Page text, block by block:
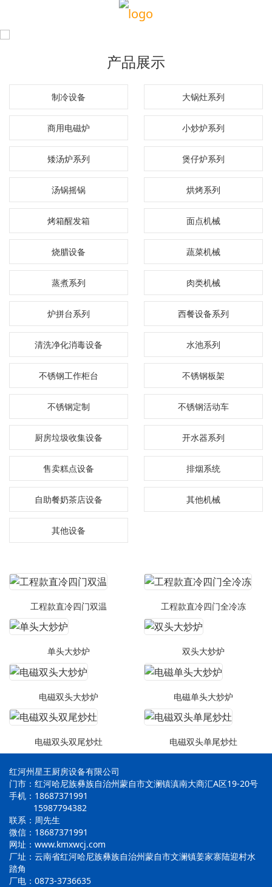
产品展示
制冷设备 大锅灶系列
商用电磁炉 小炒炉系列
矮汤炉系列 煲仔炉系列
汤锅摇锅 烘烤系列
烤箱醒发箱 面点机械
烧腊设备 蔬菜机械
蒸煮系列 肉类机械
炉拼台系列 西餐设备系列
清洗净化消毒设备 水池系列
不锈钢工作柜台 不锈钢板架
不锈钢定制 不锈钢活动车
厨房垃圾收集设备 开水器系列
售卖糕点设备 排烟系统
自助餐奶茶店设备 其他机械
其他设备
工程款直冷四门双温 工程款直冷四门全冷冻
单头大炒炉 双头大炒炉
电磁双头大炒炉 电磁单头大炒炉
电磁双头双尾炒灶 电磁双头单尾炒灶
红河州星王厨房设备有限公司
门市：红河哈尼族彝族自治州蒙自市文澜镇滇南大商汇A区19-20号
手机：18687371991
15987794382
联系：周先生
微信：18687371991
网址：www.kmxwcj.com
厂址：云南省红河哈尼族彝族自治州蒙自市文澜镇姜家寨陆迎村水
踏角
厂电：0873-3736635